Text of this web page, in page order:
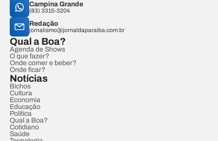
Campina Grande
(83) 3315-3204
Redação
jornalismo@jornaldaparaiba.com.br
Qual a Boa?
Agenda de Shows
O que fazer?
Onde comer e beber?
Onde ficar?
Notícias
Bichos
Cultura
Economia
Educação
Política
Qual a Boa?
Cotidiano
Saúde